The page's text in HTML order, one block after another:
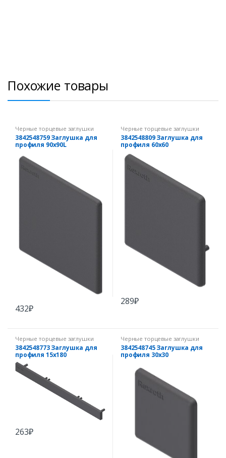
Похожие товары
Черные торцевые заглушки
3842548759 Заглушка для
профиля 90х90L
432₽
Черные торцевые заглушки
3842548809 Заглушка для
профиля 60х60
289₽
Черные торцевые заглушки
3842548773 Заглушка для
профиля 15х180
263₽
Черные торцевые заглушки
3842548745 Заглушка для
профиля 30х30